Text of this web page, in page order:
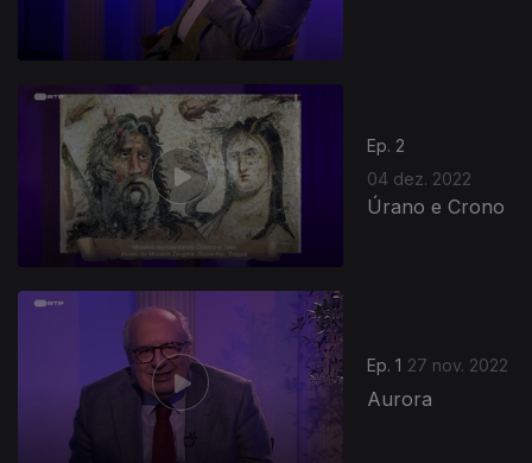
Ep. 2
04 dez. 2022
Úrano e Crono
Ep. 1 27 nov. 2022
Aurora
655846